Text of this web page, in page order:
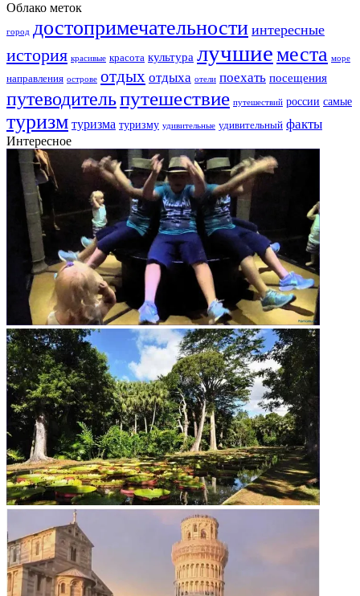
Облако меток
город достопримечательности интересные
история красивые красота культура лучшиеместа море
направления острове отдых отдыха отели поехать посещения
путеводительпутешествие путешествий россии самые
туризм туризма туризму удивительные удивительный факты
Интересное